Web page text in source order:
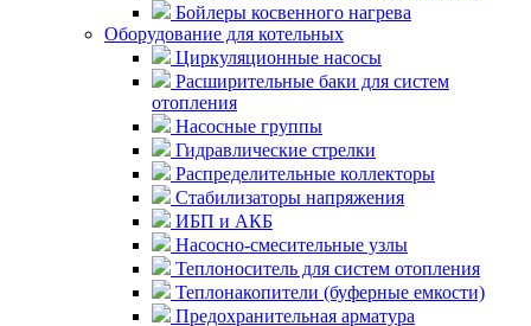
Бойлеры косвенного нагрева
Оборудование для котельных
Циркуляционные насосы
Расширительные баки для систем
отопления
Насосные группы
Гидравлические стрелки
Распределительные коллекторы
Стабилизаторы напряжения
ИБП и АКБ
Насосно-смесительные узлы
Теплоноситель для систем отопления
Теплонакопители (буферные емкости)
Предохранительная арматура